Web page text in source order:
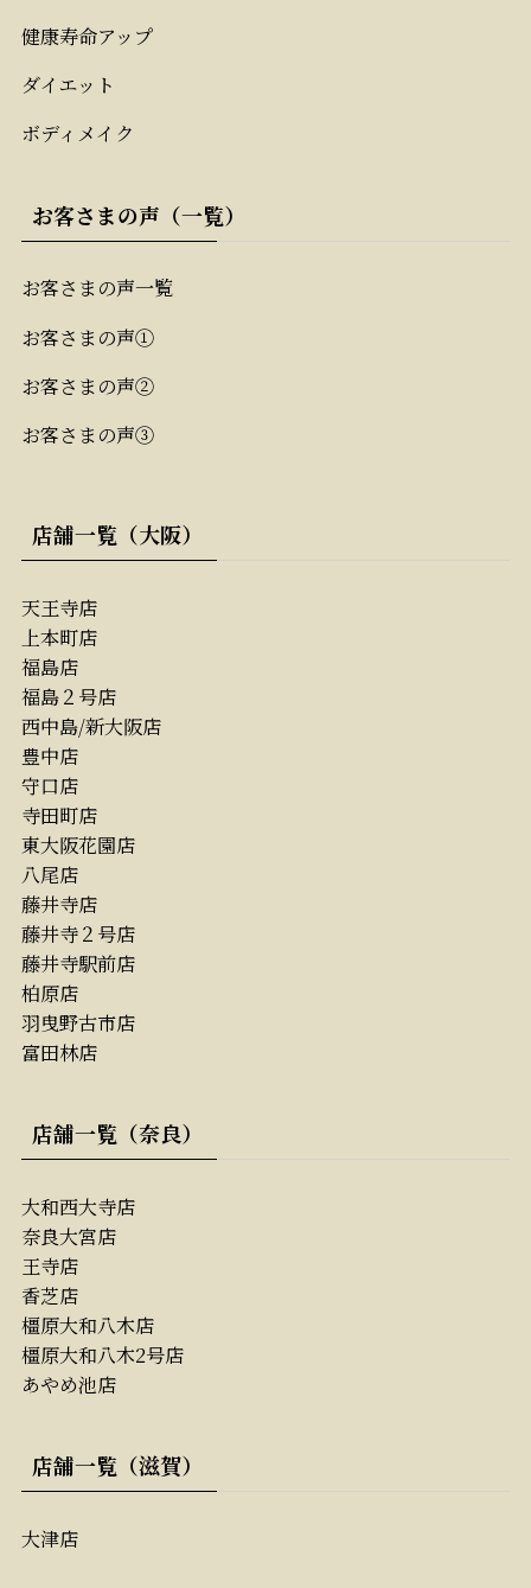
健康寿命アップ
ダイエット
ボディメイク
お客さまの声（一覧）
お客さまの声一覧
お客さまの声①
お客さまの声②
お客さまの声③
店舗一覧（大阪）
天王寺店
上本町店
福島店
福島２号店
西中島/新大阪店
豊中店
守口店
寺田町店
東大阪花園店
八尾店
藤井寺店
藤井寺２号店
藤井寺駅前店
柏原店
羽曳野古市店
富田林店
店舗一覧（奈良）
大和西大寺店
奈良大宮店
王寺店
香芝店
橿原大和八木店
橿原大和八木2号店
あやめ池店
店舗一覧（滋賀）
大津店